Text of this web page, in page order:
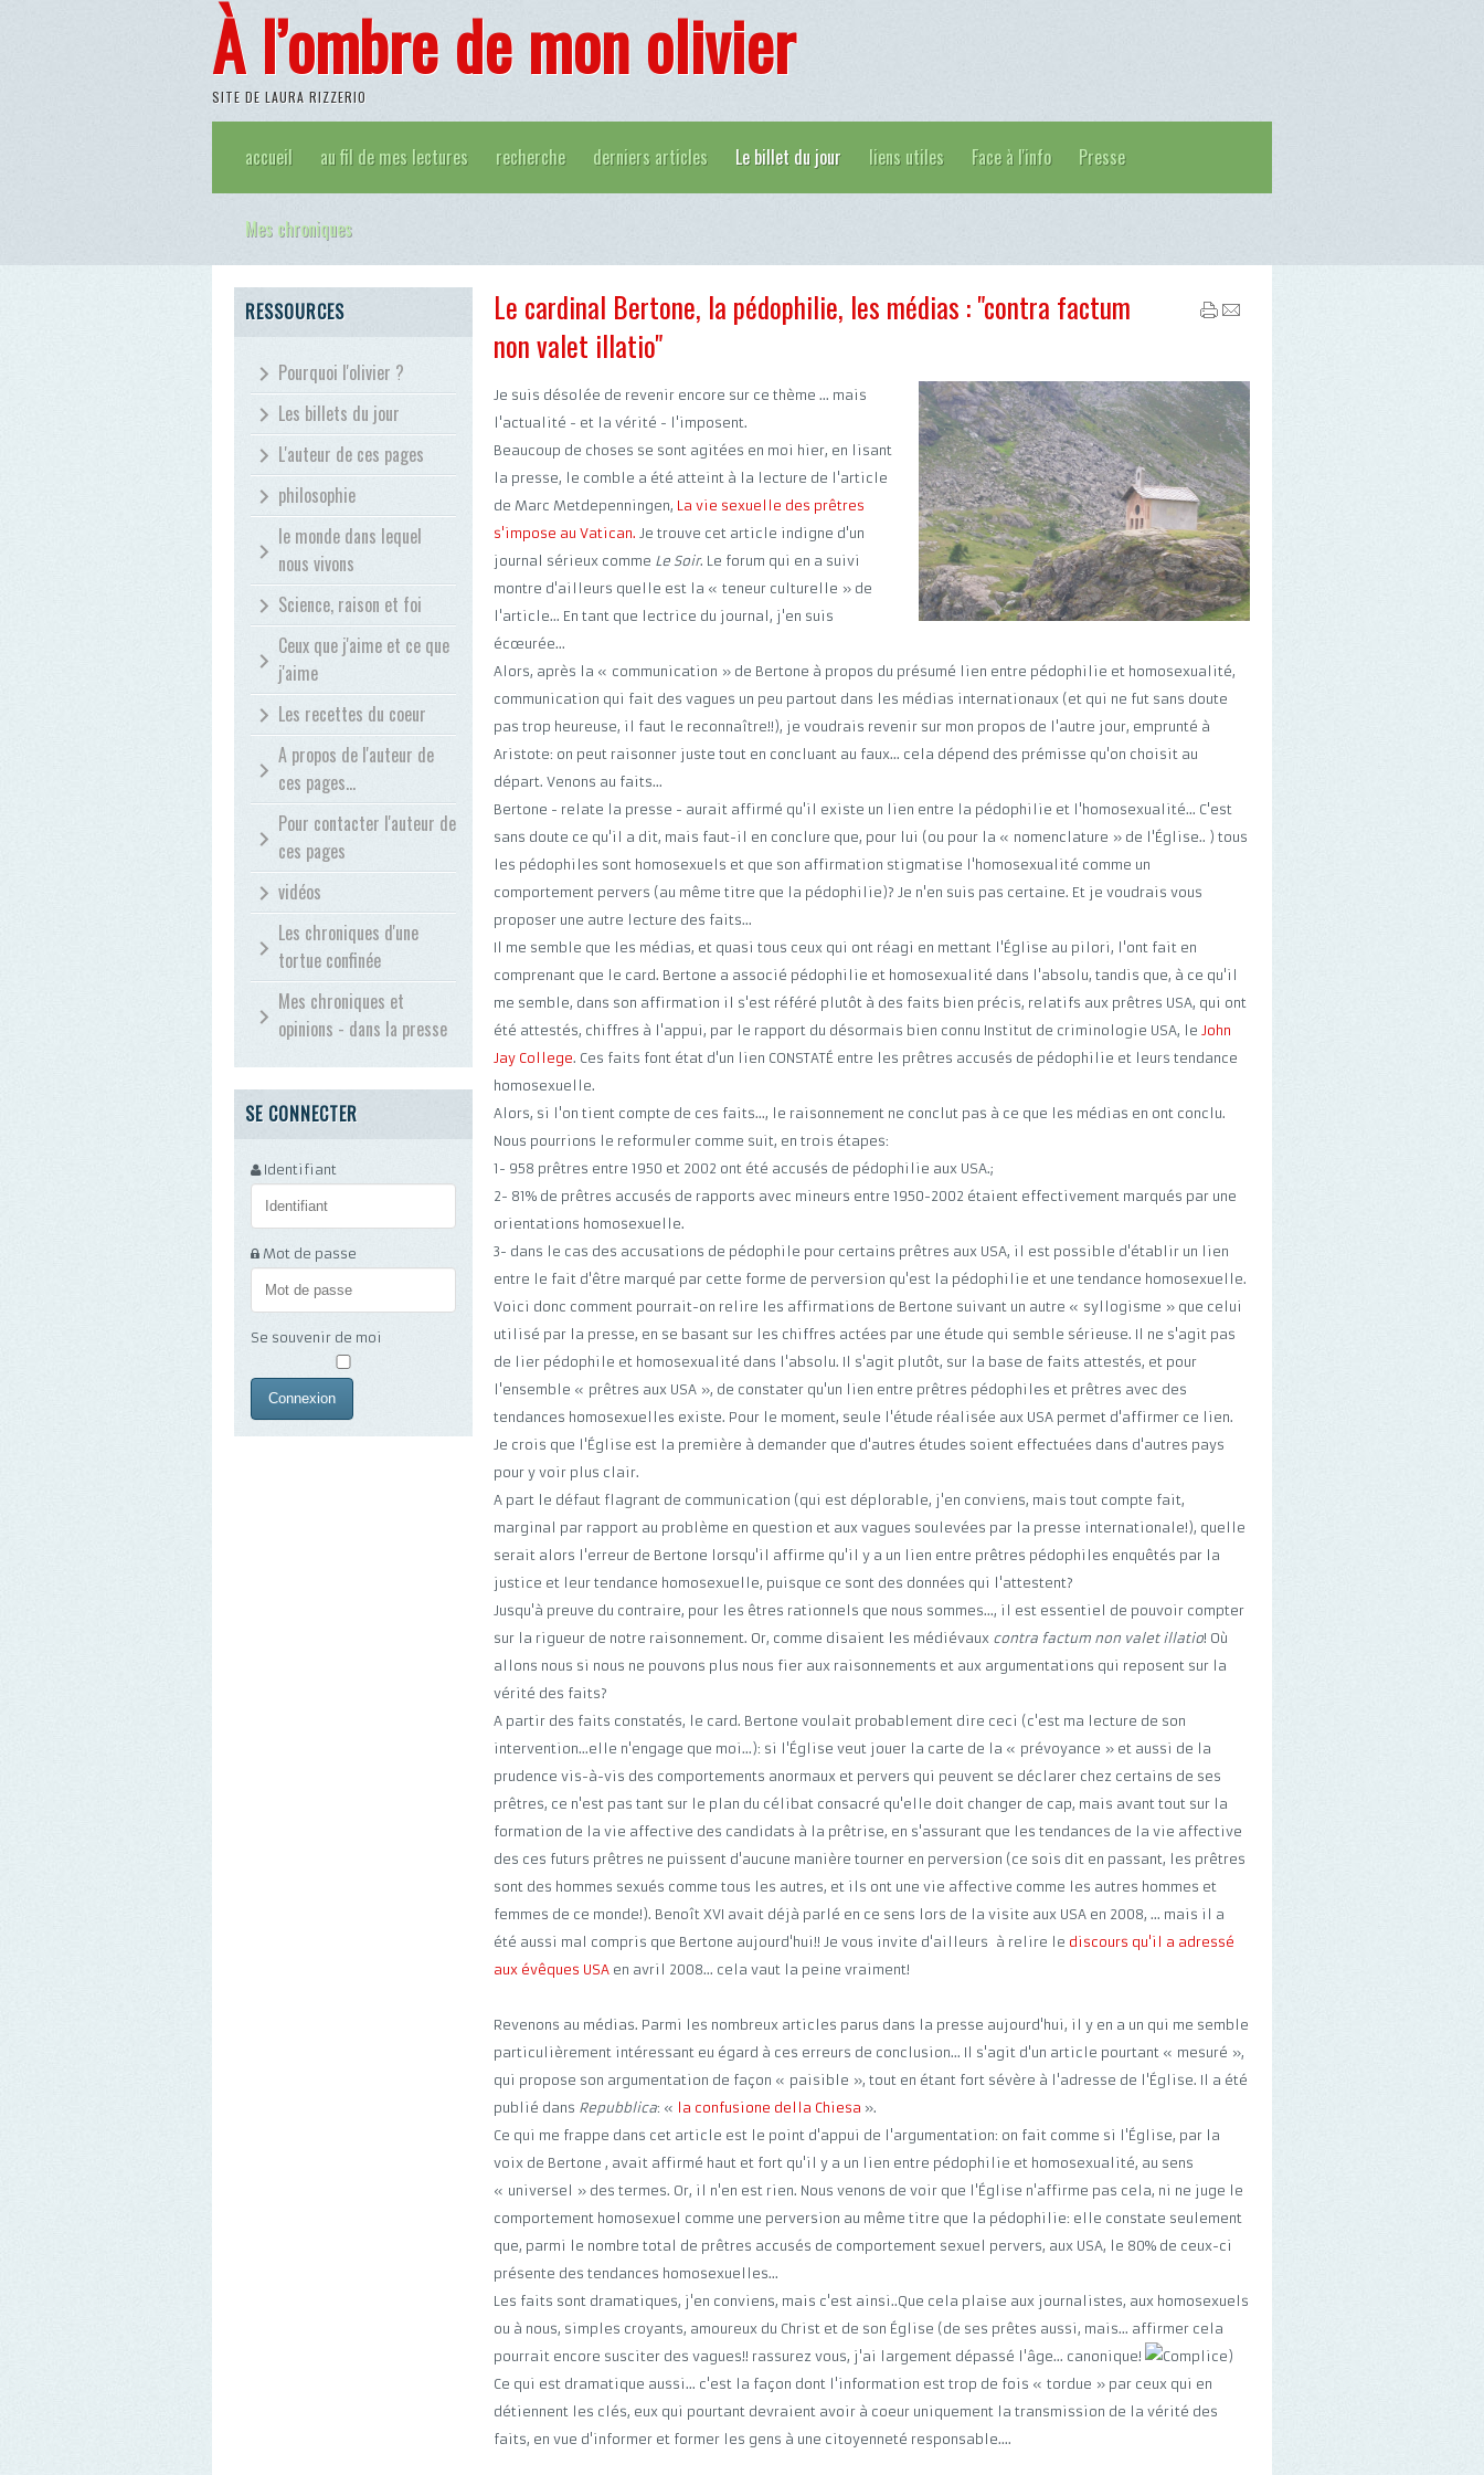
À l’ombre de mon olivier
SITE DE LAURA RIZZERIO
accueil au fil de mes lectures recherche derniers articles Le billet du jour liens utiles Face à l'info Presse
Mes chroniques
RESSOURCES
Pourquoi l'olivier ?
Les billets du jour
L'auteur de ces pages
philosophie
le monde dans lequel
nous vivons
Science, raison et foi
Ceux que j'aime et ce que
j'aime
Les recettes du coeur
A propos de l'auteur de
ces pages...
Pour contacter l'auteur de
ces pages
vidéos
Les chroniques d'une
tortue confinée
Mes chroniques et
opinions - dans la presse
SE CONNECTER
Identifiant
Mot de passe
Se souvenir de moi
Le cardinal Bertone, la pédophilie, les médias : "contra factum
non valet illatio"
Je suis désolée de revenir encore sur ce thème ... mais
l'actualité - et la vérité - l'imposent.
Beaucoup de choses se sont agitées en moi hier, en lisant
la presse, le comble a été atteint à la lecture de l'article
de Marc Metdepenningen, La vie sexuelle des prêtres
s'impose au Vatican. Je trouve cet article indigne d'un
journal sérieux comme Le Soir. Le forum qui en a suivi
montre d'ailleurs quelle est la « teneur culturelle » de
l'article... En tant que lectrice du journal, j'en suis
écœurée...
Alors, après la « communication » de Bertone à propos du présumé lien entre pédophilie et homosexualité,
communication qui fait des vagues un peu partout dans les médias internationaux (et qui ne fut sans doute
pas trop heureuse, il faut le reconnaître!!), je voudrais revenir sur mon propos de l'autre jour, emprunté à
Aristote: on peut raisonner juste tout en concluant au faux... cela dépend des prémisse qu'on choisit au
départ. Venons au faits...
Bertone - relate la presse - aurait affirmé qu'il existe un lien entre la pédophilie et l'homosexualité... C'est
sans doute ce qu'il a dit, mais faut-il en conclure que, pour lui (ou pour la « nomenclature » de l'Église.. ) tous
les pédophiles sont homosexuels et que son affirmation stigmatise l'homosexualité comme un
comportement pervers (au même titre que la pédophilie)? Je n'en suis pas certaine. Et je voudrais vous
proposer une autre lecture des faits...
Il me semble que les médias, et quasi tous ceux qui ont réagi en mettant l'Église au pilori, l'ont fait en
comprenant que le card. Bertone a associé pédophilie et homosexualité dans l'absolu, tandis que, à ce qu'il
me semble, dans son affirmation il s'est référé plutôt à des faits bien précis, relatifs aux prêtres USA, qui ont
été attestés, chiffres à l'appui, par le rapport du désormais bien connu Institut de criminologie USA, le John
Jay College. Ces faits font état d'un lien CONSTATÉ entre les prêtres accusés de pédophilie et leurs tendance
homosexuelle.
Alors, si l'on tient compte de ces faits..., le raisonnement ne conclut pas à ce que les médias en ont conclu.
Nous pourrions le reformuler comme suit, en trois étapes:
1- 958 prêtres entre 1950 et 2002 ont été accusés de pédophilie aux USA.;
2- 81% de prêtres accusés de rapports avec mineurs entre 1950-2002 étaient effectivement marqués par une
orientations homosexuelle.
3- dans le cas des accusations de pédophile pour certains prêtres aux USA, il est possible d'établir un lien
entre le fait d'être marqué par cette forme de perversion qu'est la pédophilie et une tendance homosexuelle.
Voici donc comment pourrait-on relire les affirmations de Bertone suivant un autre « syllogisme » que celui
utilisé par la presse, en se basant sur les chiffres actées par une étude qui semble sérieuse. Il ne s'agit pas
de lier pédophile et homosexualité dans l'absolu. Il s'agit plutôt, sur la base de faits attestés, et pour
l'ensemble « prêtres aux USA », de constater qu'un lien entre prêtres pédophiles et prêtres avec des
tendances homosexuelles existe. Pour le moment, seule l'étude réalisée aux USA permet d'affirmer ce lien.
Je crois que l'Église est la première à demander que d'autres études soient effectuées dans d'autres pays
pour y voir plus clair.
A part le défaut flagrant de communication (qui est déplorable, j'en conviens, mais tout compte fait,
marginal par rapport au problème en question et aux vagues soulevées par la presse internationale!), quelle
serait alors l'erreur de Bertone lorsqu'il affirme qu'il y a un lien entre prêtres pédophiles enquêtés par la
justice et leur tendance homosexuelle, puisque ce sont des données qui l'attestent?
Jusqu'à preuve du contraire, pour les êtres rationnels que nous sommes..., il est essentiel de pouvoir compter
sur la rigueur de notre raisonnement. Or, comme disaient les médiévaux contra factum non valet illatio! Où
allons nous si nous ne pouvons plus nous fier aux raisonnements et aux argumentations qui reposent sur la
vérité des faits?
A partir des faits constatés, le card. Bertone voulait probablement dire ceci (c'est ma lecture de son
intervention...elle n'engage que moi...): si l'Église veut jouer la carte de la « prévoyance » et aussi de la
prudence vis-à-vis des comportements anormaux et pervers qui peuvent se déclarer chez certains de ses
prêtres, ce n'est pas tant sur le plan du célibat consacré qu'elle doit changer de cap, mais avant tout sur la
formation de la vie affective des candidats à la prêtrise, en s'assurant que les tendances de la vie affective
des ces futurs prêtres ne puissent d'aucune manière tourner en perversion (ce sois dit en passant, les prêtres
sont des hommes sexués comme tous les autres, et ils ont une vie affective comme les autres hommes et
femmes de ce monde!). Benoît XVI avait déjà parlé en ce sens lors de la visite aux USA en 2008, ... mais il a
été aussi mal compris que Bertone aujourd'hui!! Je vous invite d'ailleurs à relire le discours qu'il a adressé
aux évêques USAen avril 2008... cela vaut la peine vraiment!
Revenons au médias. Parmi les nombreux articles parus dans la presse aujourd'hui, il y en a un qui me semble
particulièrement intéressant eu égard à ces erreurs de conclusion... Il s'agit d'un article pourtant « mesuré »,
qui propose son argumentation de façon « paisible », tout en étant fort sévère à l'adresse de l'Église. Il a été
publié dans Repubblica: « la confusione della Chiesa ».
Ce qui me frappe dans cet article est le point d'appui de l'argumentation: on fait comme si l'Église, par la
voix de Bertone , avait affirmé haut et fort qu'il y a un lien entre pédophilie et homosexualité, au sens
« universel » des termes. Or, il n'en est rien. Nous venons de voir que l'Église n'affirme pas cela, ni ne juge le
comportement homosexuel comme une perversion au même titre que la pédophilie: elle constate seulement
que, parmi le nombre total de prêtres accusés de comportement sexuel pervers, aux USA, le 80% de ceux-ci
présente des tendances homosexuelles...
Les faits sont dramatiques, j'en conviens, mais c'est ainsi..Que cela plaise aux journalistes, aux homosexuels
ou à nous, simples croyants, amoureux du Christ et de son Église (de ses prêtes aussi, mais... affirmer cela
pourrait encore susciter des vagues!! rassurez vous, j'ai largement dépassé l'âge... canonique!
)
Ce qui est dramatique aussi... c'est la façon dont l'information est trop de fois « tordue » par ceux qui en
détiennent les clés, eux qui pourtant devraient avoir à coeur uniquement la transmission de la vérité des
faits, en vue d'informer et former les gens à une citoyenneté responsable....